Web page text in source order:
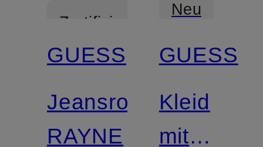
Zertifiziert
Mix &
GUESS
Jeansrock
RAYNE
Neu
GUESS
Kleid
mit